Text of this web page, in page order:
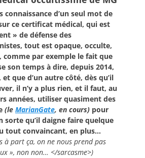
connaissance d’un seul mot de
ce certificat médical, qui est
» de défense des
tout est opaque, occulte,
comme par exemple le fait que
son temps à dire, depuis 2014,
que d’un autre côté, dès qu’il
il n’y a plus rien, et il faut, au
années, utiliser quasiment des
(le MarianGate, en cours) pour
sorte qu’il daigne faire quelque
tout convaincant, en plus…
à part ça, on ne nous prend pas
», non non… </sarcasme>)